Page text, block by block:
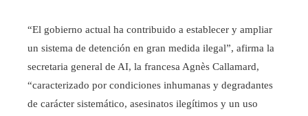
“El gobierno actual ha contribuido a establecer y ampliar
un sistema de detención en gran medida ilegal”, afirma la
secretaria general de AI, la francesa Agnès Callamard,
“caracterizado por condiciones inhumanas y degradantes
de carácter sistemático, asesinatos ilegítimos y un uso